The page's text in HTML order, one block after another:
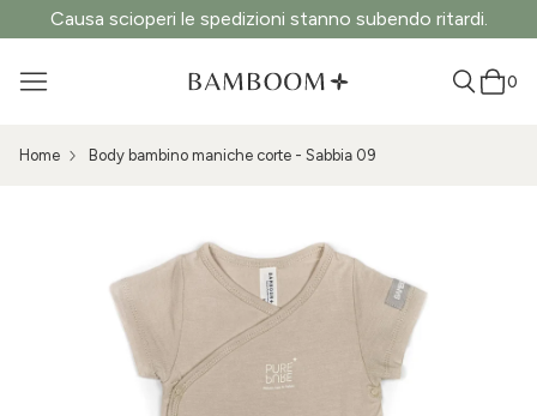
Causa scioperi le spedizioni stanno subendo ritardi.
0
Home Body bambino maniche corte - Sabbia 09